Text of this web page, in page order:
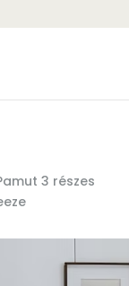
3 részes